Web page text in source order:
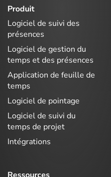
Produit
Logiciel de suivi des
présences
Logiciel de gestion du
temps et des présences
Application de feuille de
temps
Logiciel de pointage
Logiciel de suivi du
temps de projet
Intégrations